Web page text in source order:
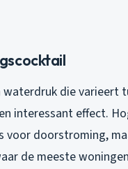
die varieert
interessant effect.
voor doorstroming,
de meeste